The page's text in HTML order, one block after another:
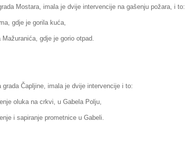
Mostara, imala je dvije intervencije na gašenju požara, i to:
gdje je gorila kuća,
gdje je gorio otpad.
grada Čapljine, imala je dvije intervencije i to:
oluka na crkvi, u Gabela Polju,
i sapiranje prometnice u Gabeli.